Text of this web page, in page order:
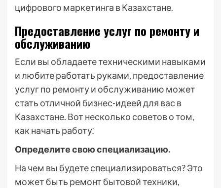
цифрового маркетинга в Казахстане.
Предоставление услуг по ремонту и
обслуживанию
Если вы обладаете техническими навыками
и любите работать руками, предоставление
услуг по ремонту и обслуживанию может
стать отличной бизнес-идеей для вас в
Казахстане. Вот несколько советов о том,
как начать работу⁚
Определите свою специализацию.
На чем вы будете специализироваться? Это
может быть ремонт бытовой техники,